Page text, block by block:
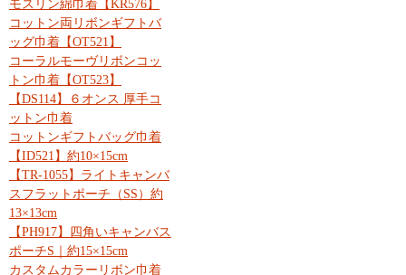
モスリン綿巾着【KR576】
コットン両リボンギフトバ
ッグ巾着【OT521】
コーラルモーヴリボンコッ
トン巾着【OT523】
【DS114】６オンス 厚手コ
ットン巾着
コットンギフトバッグ巾着
【ID521】約10×15cm
【TR-1055】ライトキャンバ
スフラットポーチ（SS）約
13×13cm
【PH917】四角いキャンバス
ポーチS｜約15×15cm
カスタムカラーリボン巾着